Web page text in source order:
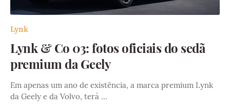
Lynk
Lynk & Co 03: fotos oficiais do sedã
premium da Geely
Em apenas um ano de existência, a marca premium Lynk
da Geely e da Volvo, terá …